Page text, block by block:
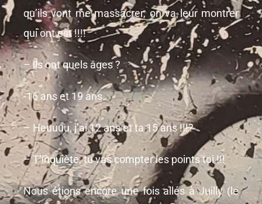
qu’ils vont me massacrer, on va leur montrer
qui ont est !!!!
– ils ont quels âges ?
-16 ans et 19 ans.
– Heuuuu, j’ai 12 ans et ta 15 ans !!!?
– T’inquiète, tu vas compter les points toi !!!
Nous étions encore une fois allés à Juilly (le